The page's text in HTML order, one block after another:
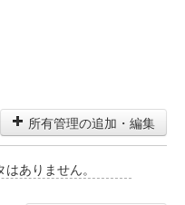
所有管理の追加・編集
ありません。